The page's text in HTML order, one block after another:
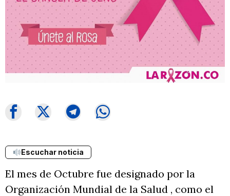
Escuchar noticia
El mes de Octubre fue designado por la
Organización Mundial de la Salud , como el